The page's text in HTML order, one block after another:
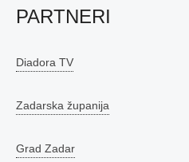
PARTNERI
Diadora TV
Zadarska županija
Grad Zadar